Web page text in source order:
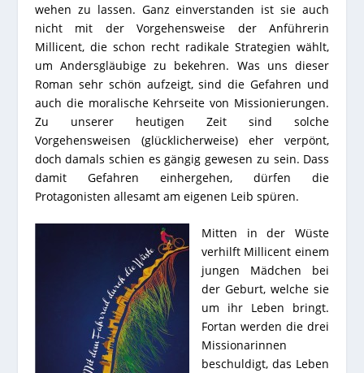
wehen zu lassen. Ganz einverstanden ist sie auch
nicht mit der Vorgehensweise der Anführerin
Millicent, die schon recht radikale Strategien wählt,
um Andersgläubige zu bekehren. Was uns dieser
Roman sehr schön aufzeigt, sind die Gefahren und
auch die moralische Kehrseite von Missionierungen.
Zu unserer heutigen Zeit sind solche
Vorgehensweisen (glücklicherweise) eher verpönt,
doch damals schien es gängig gewesen zu sein. Dass
damit Gefahren einhergehen, dürfen die
Protagonisten allesamt am eigenen Leib spüren.
Mitten in der Wüste
verhilft Millicent einem
jungen Mädchen bei
der Geburt, welche sie
um ihr Leben bringt.
Fortan werden die drei
Missionarinnen
beschuldigt, das Leben